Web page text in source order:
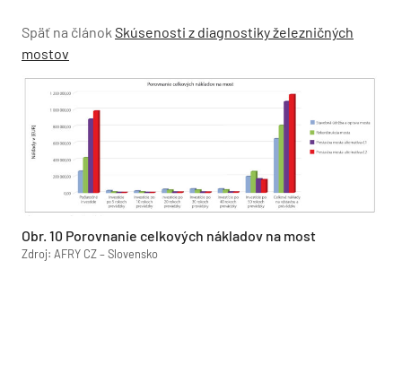
Späť na článok Skúsenosti z diagnostiky železničných
mostov
Obr. 10 Porovnanie celkových nákladov na most
Zdroj: AFRY CZ – Slovensko